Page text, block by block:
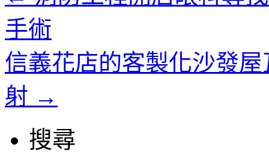
手術
信義花店的客製化沙發
射 →
搜尋